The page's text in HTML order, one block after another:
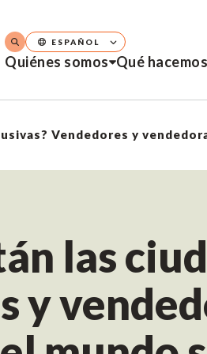
Quiénes somos Qué hacemos
ESPAÑOL
las
y